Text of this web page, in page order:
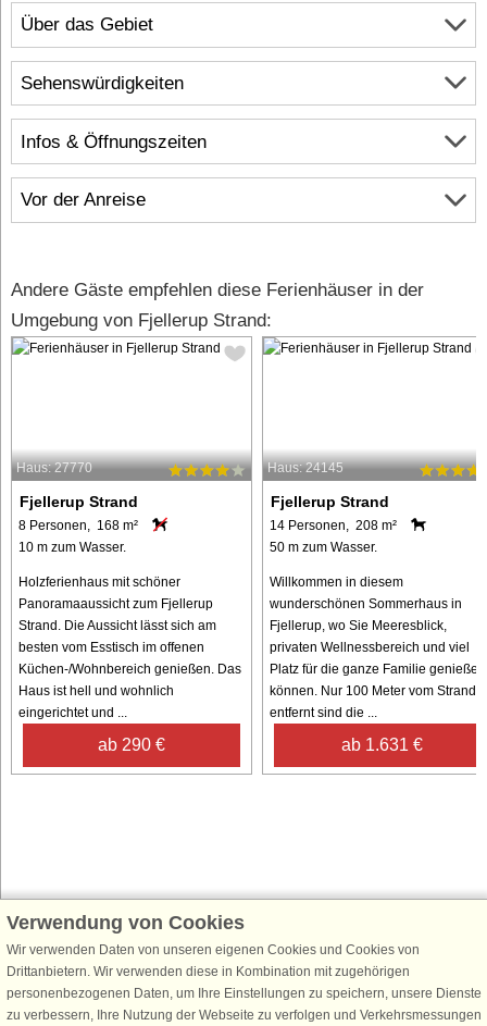
Über das Gebiet
Infos & Öffnungszeiten
Vor der Anreise
Sehenswürdigkeiten
Andere Gäste empfehlen diese Ferienhäuser in der
Umgebung von Fjellerup Strand:
Haus: 27770
Fjellerup Strand
8 Personen, 168 m²
10 m zum Wasser.
Holzferienhaus mit schöner
Panoramaaussicht zum Fjellerup
Strand. Die Aussicht lässt sich am
besten vom Esstisch im offenen
Küchen-/Wohnbereich genießen. Das
Haus ist hell und wohnlich
eingerichtet und ...
ab 290 €
Haus: 24145
Fjellerup Strand
14 Personen, 208 m²
50 m zum Wasser.
Willkommen in diesem
wunderschönen Sommerhaus in
Fjellerup, wo Sie Meeresblick,
privaten Wellnessbereich und viel
Platz für die ganze Familie genießen
können. Nur 100 Meter vom Strand
entfernt sind die ...
ab 1.631 €
Schließen Sie sich 100.000 Ferienhaus-Fans an
Erhalten Sie einenWillkommensgutschein von 25 € für Ihren nächsten
Ferienhausurlaub - melden Sie sich einfach für den DanCenter Newsletter
an. Verpassen Sie nie wieder exklusive Angebote, Gewinnspiele und
Verwendung von Cookies
Wir verwenden Daten von unseren eigenen Cookies und Cookies von
Drittanbietern. Wir verwenden diese in Kombination mit zugehörigen
personenbezogenen Daten, um Ihre Einstellungen zu speichern, unsere Dienste
zu verbessern, Ihre Nutzung der Webseite zu verfolgen und Verkehrsmessungen